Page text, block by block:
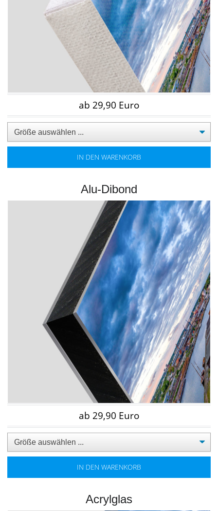
ab 29,90 Euro
IN DEN WARENKORB
Alu-Dibond
ab 29,90 Euro
IN DEN WARENKORB
Acrylglas